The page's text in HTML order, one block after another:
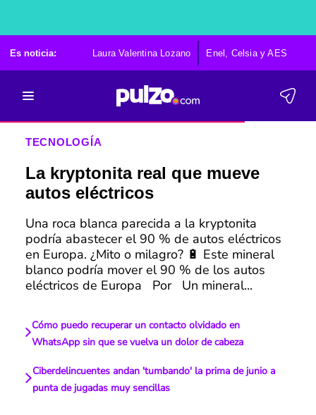
Es noticia: Laura Valentina Lozano Enel, Celsia y AES
TECNOLOGÍA
La kryptonita real que mueve
autos eléctricos
Una roca blanca parecida a la kryptonita
podría abastecer el 90 % de autos eléctricos
en Europa. ¿Mito o milagro? 🔋 Este mineral
blanco podría mover el 90 % de los autos
eléctricos de Europa Por Un mineral...
Cómo puedo recuperar un contacto olvidado en
WhatsApp sin que se vuelva un dolor de cabeza
Ciberdelincuentes andan 'tumbando' la prima de junio a
punta de jugadas muy sencillas